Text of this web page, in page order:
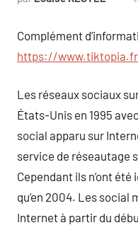
Complément
https://
Les réseaux sociaux
États-Unis en 1995
social apparu sur
service de réseautage
Cependant ils n’ont
qu’en 2004. Les social
Internet à partir du